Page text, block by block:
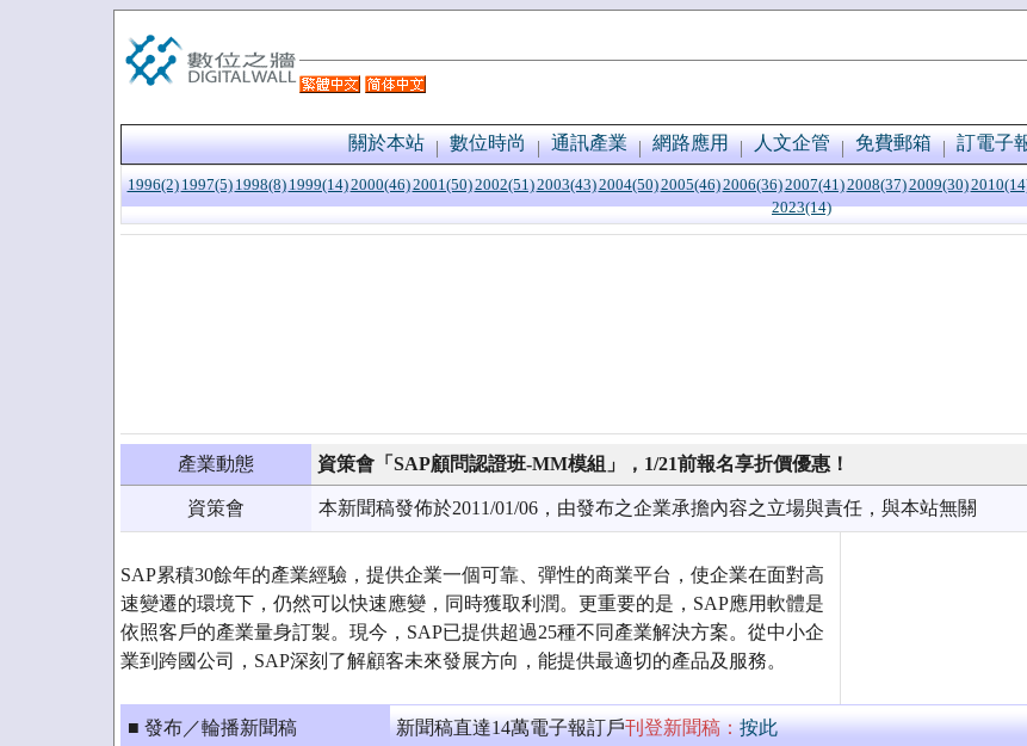
關於本站 數位時尚 通訊產業 網路應用 人文企管 免費郵箱 訂電子
1996(2) 1997(5) 1998(8) 1999(14)2000(46)2001(50)2002(51)2003(43)2004(50)2005(46)2006(36)2007(41)2008(37)2009(30)
2023(14)
產業動態 資策會「SAP顧問認證班-MM模組」，1/21前報名享折價優惠！
資策會 本新聞稿發佈於2011/01/06，由發布之企業承擔內容之立場與責任，與本站無關
SAP累積30餘年的產業經驗，提供企業一個可靠、彈性的商業平台，使企業在面對高
速變遷的環境下，仍然可以快速應變，同時獲取利潤。更重要的是，SAP應用軟體是
依照客戶的產業量身訂製。現今，SAP已提供超過25種不同產業解決方案。從中小企
業到跨國公司，SAP深刻了解顧客未來發展方向，能提供最適切的產品及服務。
■ 發布／輪播新聞稿 新聞稿直達14萬電子報訂戶刊登新聞稿：按此